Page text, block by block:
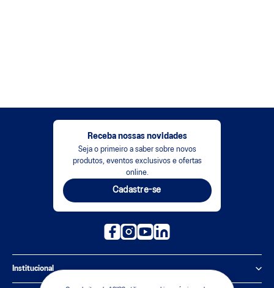
Receba nossas novidades
Seja o primeiro a saber sobre novos
produtos, eventos exclusivos e ofertas
online.
Cadastre-se
Institucional